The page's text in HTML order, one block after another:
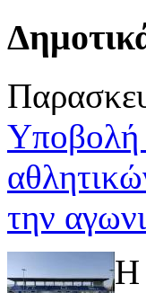
Υποβολή
την
Η